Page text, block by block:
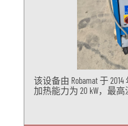
该设备由 Robamat 于
加热能力为 20 kW，最高